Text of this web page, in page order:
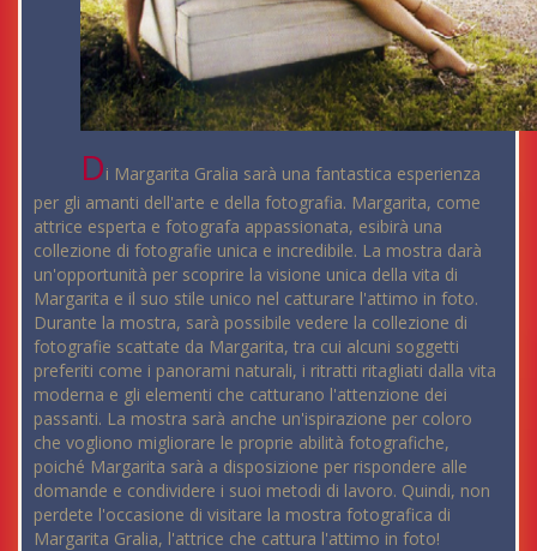
Di Margarita Gralia sarà una fantastica esperienza
per gli amanti dell'arte e della fotografia. Margarita, come
attrice esperta e fotografa appassionata, esibirà una
collezione di fotografie unica e incredibile. La mostra darà
un'opportunità per scoprire la visione unica della vita di
Margarita e il suo stile unico nel catturare l'attimo in foto.
Durante la mostra, sarà possibile vedere la collezione di
fotografie scattate da Margarita, tra cui alcuni soggetti
preferiti come i panorami naturali, i ritratti ritagliati dalla vita
moderna e gli elementi che catturano l'attenzione dei
passanti. La mostra sarà anche un'ispirazione per coloro
che vogliono migliorare le proprie abilità fotografiche,
poiché Margarita sarà a disposizione per rispondere alle
domande e condividere i suoi metodi di lavoro. Quindi, non
perdete l'occasione di visitare la mostra fotografica di
Margarita Gralia, l'attrice che cattura l'attimo in foto!